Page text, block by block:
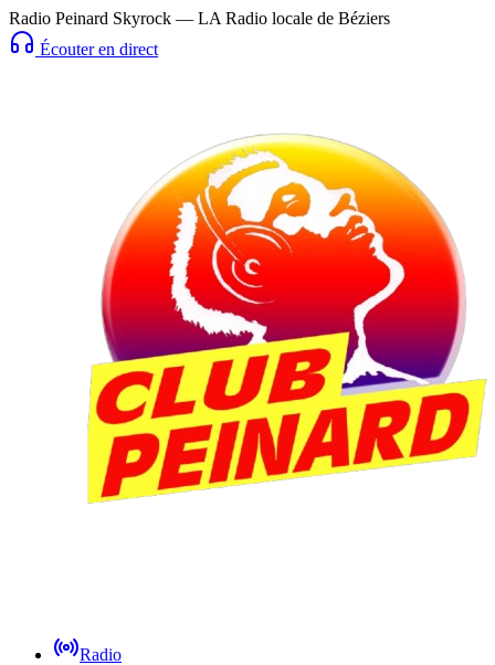
Radio Peinard Skyrock — LA Radio locale de Béziers
Écouter en direct
Radio